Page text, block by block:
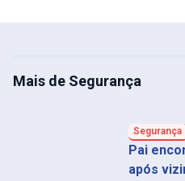
Mais de Segurança
Segurança
Pai
após